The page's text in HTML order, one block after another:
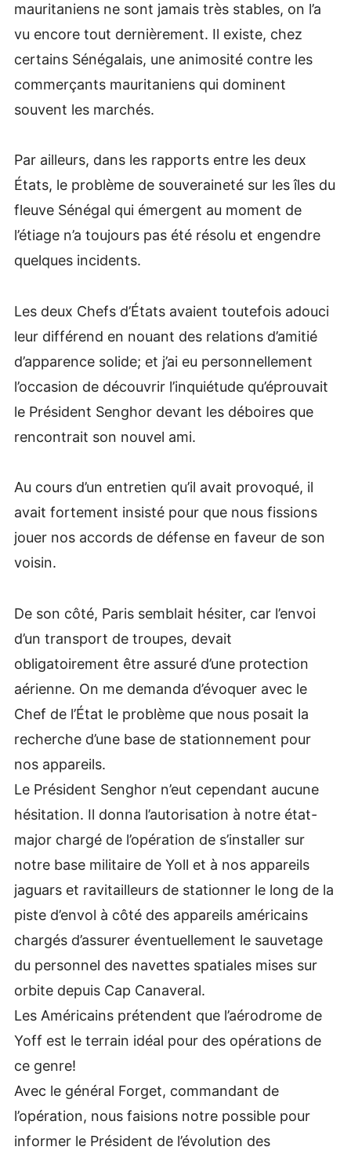
mauritaniens ne sont jamais très stables, on l’a
vu encore tout dernièrement. Il existe, chez
certains Sénégalais, une animosité contre les
commerçants mauritaniens qui dominent
souvent les marchés.
Par ailleurs, dans les rapports entre les deux
États, le problème de souveraineté sur les îles du
fleuve Sénégal qui émergent au moment de
l’étiage n’a toujours pas été résolu et engendre
quelques incidents.
Les deux Chefs d’États avaient toutefois adouci
leur différend en nouant des relations d’amitié
d’apparence solide; et j’ai eu personnellement
l’occasion de découvrir l’inquiétude qu’éprouvait
le Président Senghor devant les déboires que
rencontrait son nouvel ami.
Au cours d’un entretien qu’il avait provoqué, il
avait fortement insisté pour que nous fissions
jouer nos accords de défense en faveur de son
voisin.
De son côté, Paris semblait hésiter, car l’envoi
d’un transport de troupes, devait
obligatoirement être assuré d’une protection
aérienne. On me demanda d’évoquer avec le
Chef de l’État le problème que nous posait la
recherche d’une base de stationnement pour
nos appareils.
Le Président Senghor n’eut cependant aucune
hésitation. Il donna l’autorisation à notre état-
major chargé de l’opération de s’installer sur
notre base militaire de Yoll et à nos appareils
jaguars et ravitailleurs de stationner le long de la
piste d’envol à côté des appareils américains
chargés d’assurer éventuellement le sauvetage
du personnel des navettes spatiales mises sur
orbite depuis Cap Canaveral.
Les Américains prétendent que l’aérodrome de
Yoff est le terrain idéal pour des opérations de
ce genre!
Avec le général Forget, commandant de
l’opération, nous faisions notre possible pour
informer le Président de l’évolution des